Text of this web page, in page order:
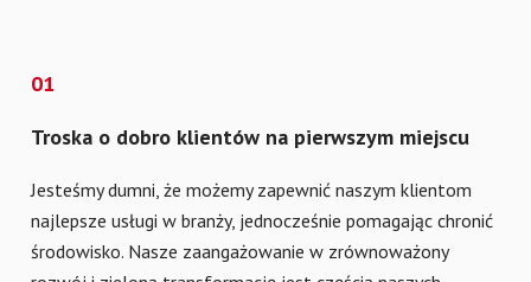
01
Troska o dobro klientów na pierwszym miejscu
Jesteśmy dumni, że możemy zapewnić naszym klientom
najlepsze usługi w branży, jednocześnie pomagając chronić
środowisko. Nasze zaangażowanie w zrównoważony